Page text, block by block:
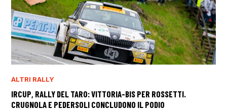
ALTRI RALLY
IRCUP, RALLY DEL TARO: VITTORIA-BIS PER ROSSETTI.
CRUGNOLA E PEDERSOLI CONCLUDONO IL PODIO